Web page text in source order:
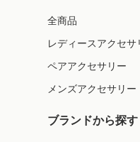
全商品
レディースアクセサ
ペアアクセサリー
メンズアクセサリー
ブランドから探す